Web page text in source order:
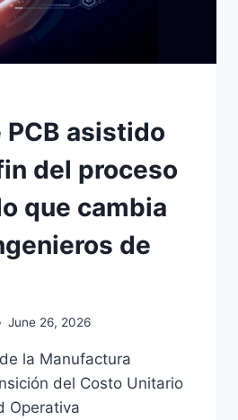
PCB asistido
del proceso
que cambia
de
June 26, 2026
la Manufactura
del Costo Unitario
Operativa